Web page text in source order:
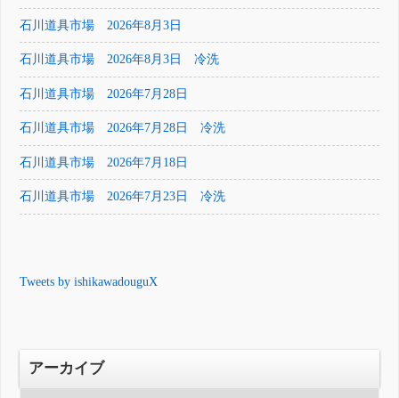
石川道具市場 2026年8月3日
石川道具市場 2026年8月3日 冷洗
石川道具市場 2026年7月28日
石川道具市場 2026年7月28日 冷洗
石川道具市場 2026年7月18日
石川道具市場 2026年7月23日 冷洗
Tweets by ishikawadouguX
アーカイブ